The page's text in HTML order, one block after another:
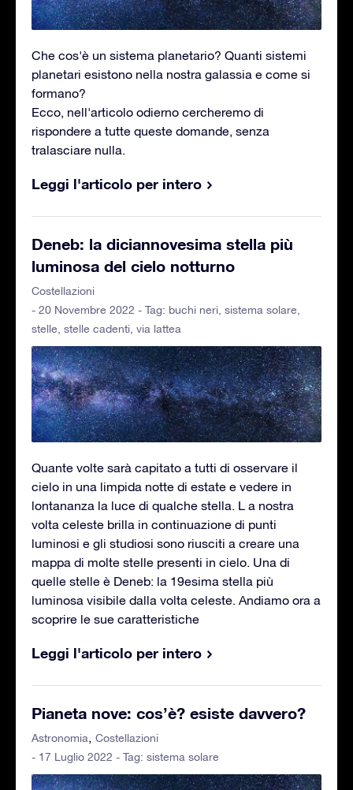
Che cos'è un sistema planetario? Quanti sistemi
planetari esistono nella nostra galassia e come si
formano?
Ecco, nell'articolo odierno cercheremo di
rispondere a tutte queste domande, senza
tralasciare nulla.
Leggi l'articolo per intero
Deneb: la diciannovesima stella più
luminosa del cielo notturno
Costellazioni
- 20 Novembre 2022 - Tag: buchi neri, sistema solare,
stelle, stelle cadenti, via lattea
Quante volte sarà capitato a tutti di osservare il
cielo in una limpida notte di estate e vedere in
lontananza la luce di qualche stella. L a nostra
volta celeste brilla in continuazione di punti
luminosi e gli studiosi sono riusciti a creare una
mappa di molte stelle presenti in cielo. Una di
quelle stelle è Deneb: la 19esima stella più
luminosa visibile dalla volta celeste. Andiamo ora a
scoprire le sue caratteristiche
Leggi l'articolo per intero
Pianeta nove: cos’è? esiste davvero?
Astronomia
Costellazioni
- 17 Luglio 2022 - Tag: sistema solare